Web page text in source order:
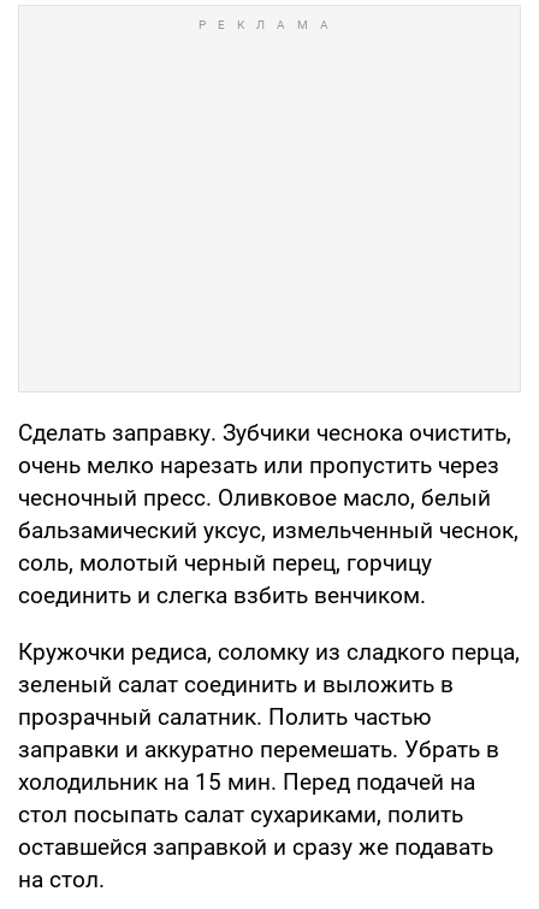
Сделать заправку. Зубчики чеснока очистить,
очень мелко нарезать или пропустить через
чесночный пресс. Оливковое масло, белый
бальзамический уксус, измельченный чеснок,
соль, молотый черный перец, горчицу
соединить и слегка взбить венчиком.
Кружочки редиса, соломку из сладкого перца,
зеленый салат соединить и выложить в
прозрачный салатник. Полить частью
заправки и аккуратно перемешать. Убрать в
холодильник на 15 мин. Перед подачей на
стол посыпать салат сухариками, полить
оставшейся заправкой и сразу же подавать
на стол.